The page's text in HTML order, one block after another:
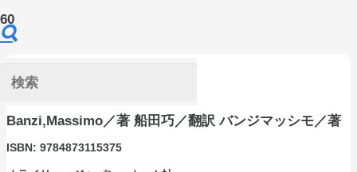
Arduinoをはじめよう
Banzi,Massimo／著 船田巧／翻訳 バンジマッシモ／著
ISBN: 9784873115375